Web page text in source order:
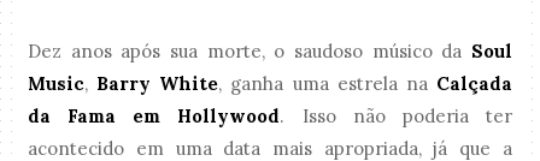
Dez anos após sua morte, o saudoso músico da Soul
Music, Barry White, ganha uma estrela na Calçada
da Fama em Hollywood. Isso não poderia ter
acontecido em uma data mais apropriada, já que a